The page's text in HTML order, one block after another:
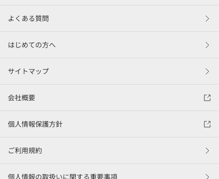
よくある質問
はじめての方へ
サイトマップ
会社概要
個人情報保護方針
ご利用規約
個人情報の取扱いに関する重要事項